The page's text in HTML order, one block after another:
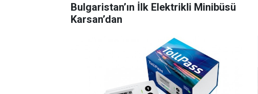
Bulgaristan’ın İlk Elektrikli Minibüsü
Karsan’dan